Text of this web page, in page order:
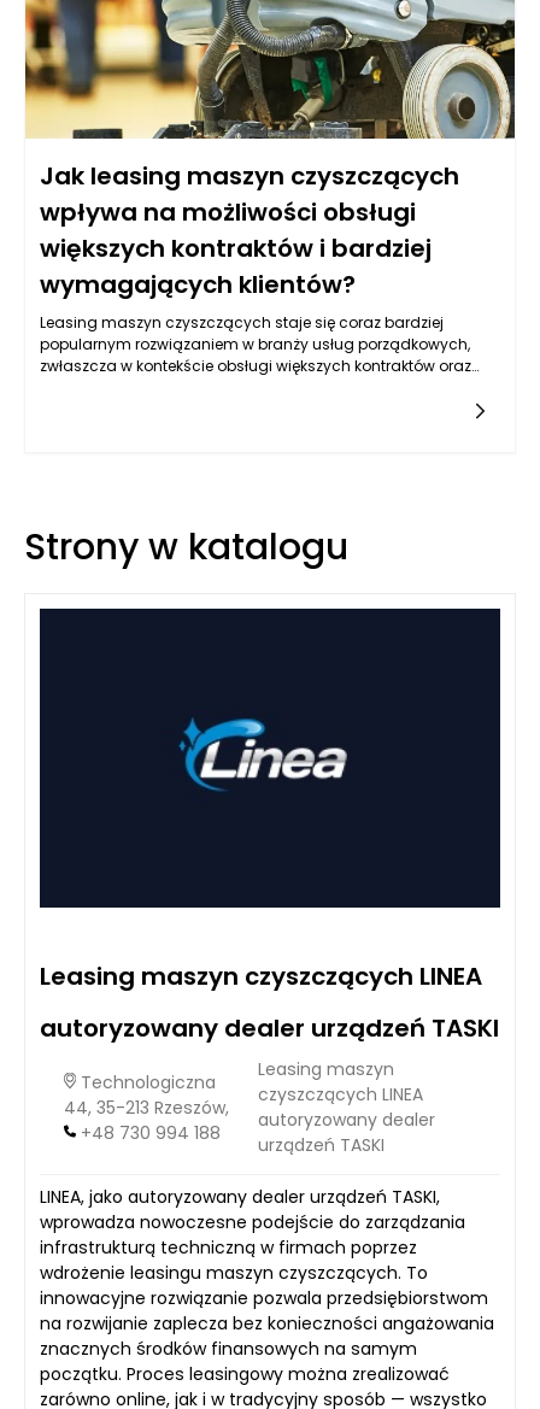
Jak leasing maszyn czyszczących
wpływa na możliwości obsługi
większych kontraktów i bardziej
wymagających klientów?
Leasing maszyn czyszczących staje się coraz bardziej
popularnym rozwiązaniem w branży usług porządkowych,
zwłaszcza w kontekście obsługi większych kontraktów oraz
czynników, które wpływają na efektywność operacyjną firmy,
współpracy z wymagającymi klientami.
Strony w katalogu
Leasing maszyn czyszczących LINEA
autoryzowany dealer urządzeń TASKI
Technologiczna
44, 35-213 Rzeszów,
+48 730 994 188
Leasing maszyn
czyszczących LINEA
autoryzowany dealer
urządzeń TASKI
LINEA, jako autoryzowany dealer urządzeń TASKI,
wprowadza nowoczesne podejście do zarządzania
infrastrukturą techniczną w firmach poprzez
wdrożenie leasingu maszyn czyszczących. To
innowacyjne rozwiązanie pozwala przedsiębiorstwom
na rozwijanie zaplecza bez konieczności angażowania
znacznych środków finansowych na samym
początku. Proces leasingowy można zrealizować
zarówno online, jak i w tradycyjny sposób — wszystko